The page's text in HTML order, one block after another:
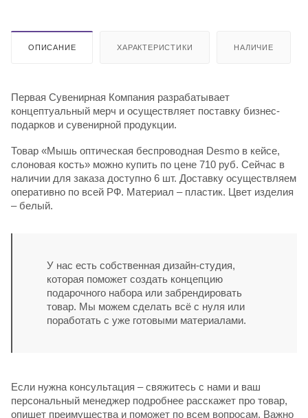
ОПИСАНИЕ ХАРАКТЕРИСТИКИ НАЛИЧИЕ
Первая Сувенирная Компания разрабатывает
концептуальный мерч и осуществляет поставку бизнес-
подарков и сувенирной продукции.
Товар «Мышь оптическая беспроводная Desmo в кейсе,
слоновая кость» можно купить по цене 710 руб. Сейчас в
наличии для заказа доступно 6 шт. Доставку осуществляем
оперативно по всей РФ. Материал – пластик. Цвет изделия
– белый.
У нас есть собственная дизайн-студия,
которая поможет создать концепцию
подарочного набора или забрендировать
товар. Мы можем сделать всё с нуля или
поработать с уже готовыми материалами.
Если нужна консультация – свяжитесь с нами и ваш
персональный менеджер подробнее расскажет про товар,
опишет преимущества и поможет по всем вопросам. Важно